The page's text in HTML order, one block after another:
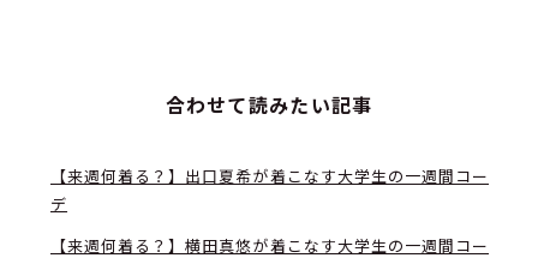
合わせて読みたい記事
【来週何着る？】出口夏希が着こなす大学生の一週間コー
デ
【来週何着る？】横田真悠が着こなす大学生の一週間コー